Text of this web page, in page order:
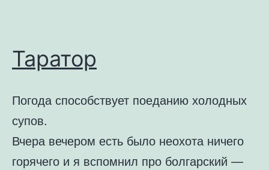
Таратор
Погода способствует поеданию холодных
супов.
Вчера вечером есть было неохота ничего
горячего и я вспомнил про болгарский —